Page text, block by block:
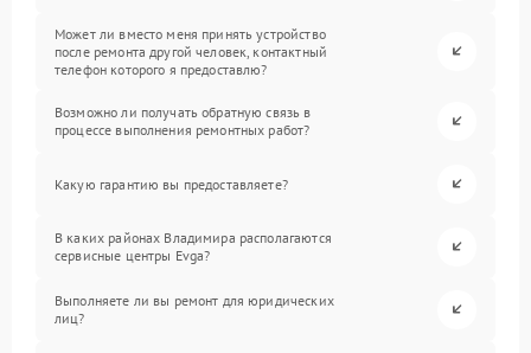
Может ли вместо меня принять устройство
после ремонта другой человек, контактный
телефон которого я предоставлю?
Возможно ли получать обратную связь в
процессе выполнения ремонтных работ?
Какую гарантию вы предоставляете?
В каких районах Владимира располагаются
сервисные центры Evga?
Выполняете ли вы ремонт для юридических
лиц?